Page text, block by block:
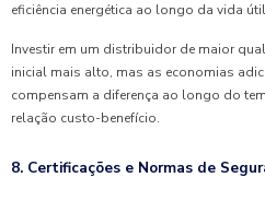
eficiência energética ao longo da vida
Investir em um distribuidor de maior
inicial mais alto, mas as economias
compensam a diferença ao longo do
relação custo-benefício.
8. Certificações e Normas de